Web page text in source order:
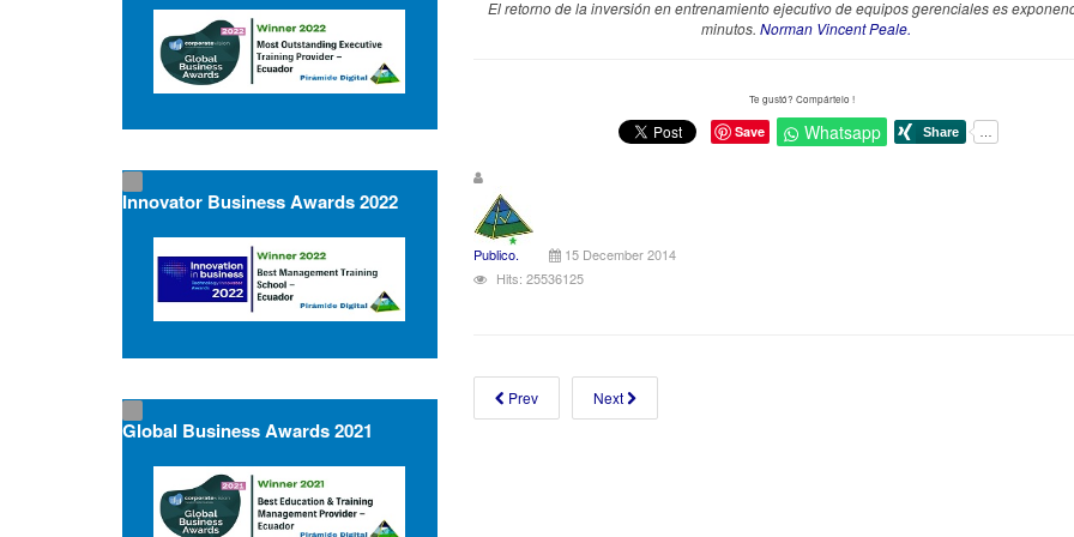
El retorno de la inversión en entrenamiento ejecutivo de equipos gerenciales es
minutos. Norman Vincent Peale.
Te gustó? Compártelo !
Save Whatsapp
Publico.
15 December 2014
Hits: 25536125
Prev Next
Innovator Business Awards 2022
Global Business Awards 2021